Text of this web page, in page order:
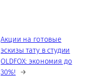
Акции на готовые
эскизы тату в студии
OLDFOX: экономия до
30%!
→